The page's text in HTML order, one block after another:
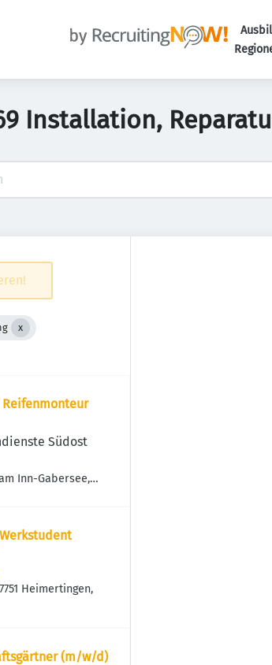
Installation,
Südost
Inn-Gabersee,
Heimertingen,
(m/w/d)